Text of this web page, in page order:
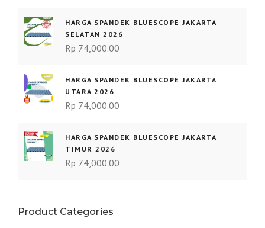
HARGA SPANDEK BLUESCOPE JAKARTA
SELATAN 2026
Rp 74,000.00
HARGA SPANDEK BLUESCOPE JAKARTA
UTARA 2026
Rp 74,000.00
HARGA SPANDEK BLUESCOPE JAKARTA
TIMUR 2026
Rp 74,000.00
Product Categories